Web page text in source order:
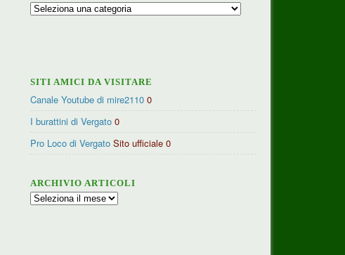
Ricerca
SITI AMICI DA VISITARE
Canale Youtube di mire2110 0
I burattini di Vergato 0
Pro Loco di Vergato Sito ufficiale 0
ARCHIVIO ARTICOLI
Archivio